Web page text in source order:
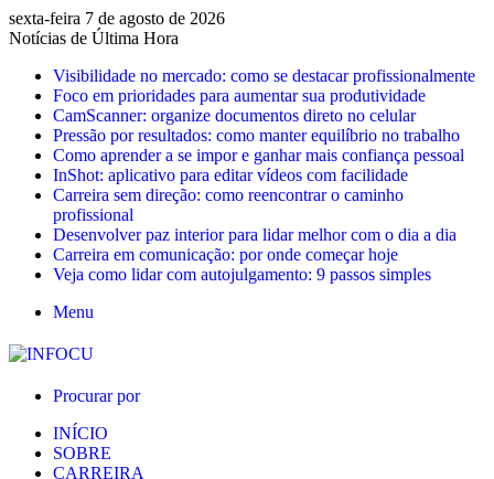
sexta-feira 7 de agosto de 2026
Notícias de Última Hora
Visibilidade no mercado: como se destacar profissionalmente
Foco em prioridades para aumentar sua produtividade
CamScanner: organize documentos direto no celular
Pressão por resultados: como manter equilíbrio no trabalho
Como aprender a se impor e ganhar mais confiança pessoal
InShot: aplicativo para editar vídeos com facilidade
Carreira sem direção: como reencontrar o caminho
profissional
Desenvolver paz interior para lidar melhor com o dia a dia
Carreira em comunicação: por onde começar hoje
Veja como lidar com autojulgamento: 9 passos simples
Menu
Procurar por
INÍCIO
SOBRE
CARREIRA